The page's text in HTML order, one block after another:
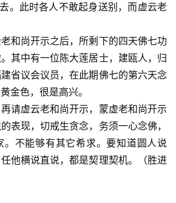
。此时各人不敢起身送别，而虚云老
和尚开示之后，所剩下的四天佛七功
其中有一位陈大莲居士，建瓯人，归
省议会议员，在此期佛七的第六天念
金色，很是高兴。
请虚云老和尚开示，蒙虚老和尚开示
表现，切戒生贪念，务须一心念佛，
。不能够有其它希求。要知道圆人说
他横说直说，都是契理契机。（胜进